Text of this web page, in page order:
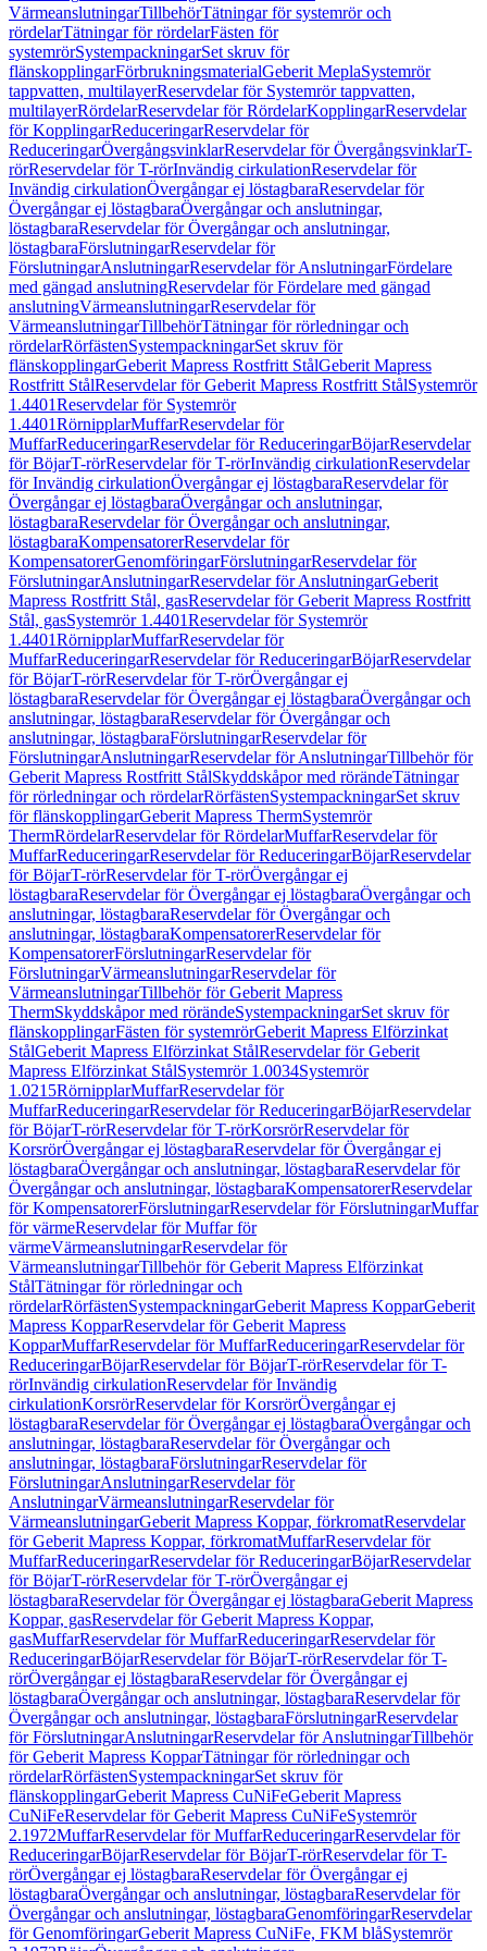
VärmeanslutningarTillbehörTätningar för systemrör och
rördelarTätningar för rördelarFästen för
systemrörSystempackningarSet skruv för
flänskopplingarFörbrukningsmaterialGeberit MeplaSystemrör
tappvatten, multilayerReservdelar för Systemrör tappvatten,
multilayerRördelarReservdelar för RördelarKopplingarReservdelar
för KopplingarReduceringarReservdelar för
ReduceringarÖvergångsvinklarReservdelar för ÖvergångsvinklarT-
rörReservdelar för T-rörInvändig cirkulationReservdelar för
Invändig cirkulationÖvergångar ej löstagbaraReservdelar för
Övergångar ej löstagbaraÖvergångar och anslutningar,
löstagbaraReservdelar för Övergångar och anslutningar,
löstagbaraFörslutningarReservdelar för
FörslutningarAnslutningarReservdelar för AnslutningarFördelare
med gängad anslutningReservdelar för Fördelare med gängad
anslutningVärmeanslutningarReservdelar för
VärmeanslutningarTillbehörTätningar för rörledningar och
rördelarRörfästenSystempackningarSet skruv för
flänskopplingarGeberit Mapress Rostfritt StålGeberit Mapress
Rostfritt StålReservdelar för Geberit Mapress Rostfritt StålSystemrör
1.4401Reservdelar för Systemrör
1.4401RörnipplarMuffarReservdelar för
MuffarReduceringarReservdelar för ReduceringarBöjarReservdelar
för BöjarT-rörReservdelar för T-rörInvändig cirkulationReservdelar
för Invändig cirkulationÖvergångar ej löstagbaraReservdelar för
Övergångar ej löstagbaraÖvergångar och anslutningar,
löstagbaraReservdelar för Övergångar och anslutningar,
löstagbaraKompensatorerReservdelar för
KompensatorerGenomföringarFörslutningarReservdelar för
FörslutningarAnslutningarReservdelar för AnslutningarGeberit
Mapress Rostfritt Stål, gasReservdelar för Geberit Mapress Rostfritt
Stål, gasSystemrör 1.4401Reservdelar för Systemrör
1.4401RörnipplarMuffarReservdelar för
MuffarReduceringarReservdelar för ReduceringarBöjarReservdelar
för BöjarT-rörReservdelar för T-rörÖvergångar ej
löstagbaraReservdelar för Övergångar ej löstagbaraÖvergångar och
anslutningar, löstagbaraReservdelar för Övergångar och
anslutningar, löstagbaraFörslutningarReservdelar för
FörslutningarAnslutningarReservdelar för AnslutningarTillbehör för
Geberit Mapress Rostfritt StålSkyddskåpor med rörändeTätningar
för rörledningar och rördelarRörfästenSystempackningarSet skruv
för flänskopplingarGeberit Mapress ThermSystemrör
ThermRördelarReservdelar för RördelarMuffarReservdelar för
MuffarReduceringarReservdelar för ReduceringarBöjarReservdelar
för BöjarT-rörReservdelar för T-rörÖvergångar ej
löstagbaraReservdelar för Övergångar ej löstagbaraÖvergångar och
anslutningar, löstagbaraReservdelar för Övergångar och
anslutningar, löstagbaraKompensatorerReservdelar för
KompensatorerFörslutningarReservdelar för
FörslutningarVärmeanslutningarReservdelar för
VärmeanslutningarTillbehör för Geberit Mapress
ThermSkyddskåpor med rörändeSystempackningarSet skruv för
flänskopplingarFästen för systemrörGeberit Mapress Elförzinkat
StålGeberit Mapress Elförzinkat StålReservdelar för Geberit
Mapress Elförzinkat StålSystemrör 1.0034Systemrör
1.0215RörnipplarMuffarReservdelar för
MuffarReduceringarReservdelar för ReduceringarBöjarReservdelar
för BöjarT-rörReservdelar för T-rörKorsrörReservdelar för
KorsrörÖvergångar ej löstagbaraReservdelar för Övergångar ej
löstagbaraÖvergångar och anslutningar, löstagbaraReservdelar för
Övergångar och anslutningar, löstagbaraKompensatorerReservdelar
för KompensatorerFörslutningarReservdelar för FörslutningarMuffar
för värmeReservdelar för Muffar för
värmeVärmeanslutningarReservdelar för
VärmeanslutningarTillbehör för Geberit Mapress Elförzinkat
StålTätningar för rörledningar och
rördelarRörfästenSystempackningarGeberit Mapress KopparGeberit
Mapress KopparReservdelar för Geberit Mapress
KopparMuffarReservdelar för MuffarReduceringarReservdelar för
ReduceringarBöjarReservdelar för BöjarT-rörReservdelar för T-
rörInvändig cirkulationReservdelar för Invändig
cirkulationKorsrörReservdelar för KorsrörÖvergångar ej
löstagbaraReservdelar för Övergångar ej löstagbaraÖvergångar och
anslutningar, löstagbaraReservdelar för Övergångar och
anslutningar, löstagbaraFörslutningarReservdelar för
FörslutningarAnslutningarReservdelar för
AnslutningarVärmeanslutningarReservdelar för
VärmeanslutningarGeberit Mapress Koppar, förkromatReservdelar
för Geberit Mapress Koppar, förkromatMuffarReservdelar för
MuffarReduceringarReservdelar för ReduceringarBöjarReservdelar
för BöjarT-rörReservdelar för T-rörÖvergångar ej
löstagbaraReservdelar för Övergångar ej löstagbaraGeberit Mapress
Koppar, gasReservdelar för Geberit Mapress Koppar,
gasMuffarReservdelar för MuffarReduceringarReservdelar för
ReduceringarBöjarReservdelar för BöjarT-rörReservdelar för T-
rörÖvergångar ej löstagbaraReservdelar för Övergångar ej
löstagbaraÖvergångar och anslutningar, löstagbaraReservdelar för
Övergångar och anslutningar, löstagbaraFörslutningarReservdelar
för FörslutningarAnslutningarReservdelar för AnslutningarTillbehör
för Geberit Mapress KopparTätningar för rörledningar och
rördelarRörfästenSystempackningarSet skruv för
flänskopplingarGeberit Mapress CuNiFeGeberit Mapress
CuNiFeReservdelar för Geberit Mapress CuNiFeSystemrör
2.1972MuffarReservdelar för MuffarReduceringarReservdelar för
ReduceringarBöjarReservdelar för BöjarT-rörReservdelar för T-
rörÖvergångar ej löstagbaraReservdelar för Övergångar ej
löstagbaraÖvergångar och anslutningar, löstagbaraReservdelar för
Övergångar och anslutningar, löstagbaraGenomföringarReservdelar
för GenomföringarGeberit Mapress CuNiFe, FKM blåSystemrör